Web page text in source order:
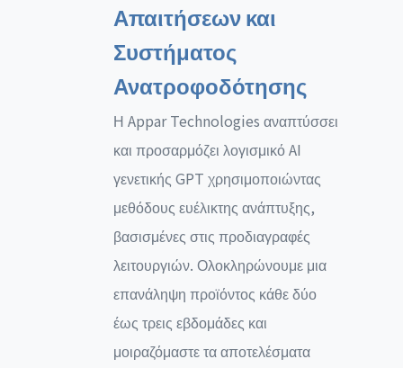
Απαιτήσεων και
Συστήματος
Ανατροφοδότησης
Η Appar Technologies αναπτύσσει
και προσαρμόζει λογισμικό AI
γενετικής GPT χρησιμοποιώντας
μεθόδους ευέλικτης ανάπτυξης,
βασισμένες στις προδιαγραφές
λειτουργιών. Ολοκληρώνουμε μια
επανάληψη προϊόντος κάθε δύο
έως τρεις εβδομάδες και
μοιραζόμαστε τα αποτελέσματα